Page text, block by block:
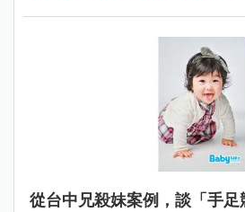
從台中兄殺妹案例，談「手足